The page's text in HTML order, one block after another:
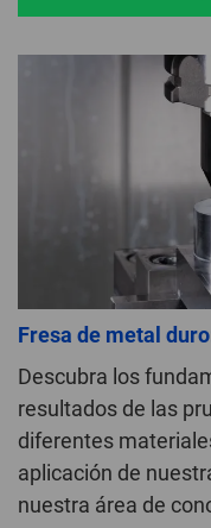
Fresa de metal
Descubra los
resultados de las
diferentes
aplicación de
nuestra área de